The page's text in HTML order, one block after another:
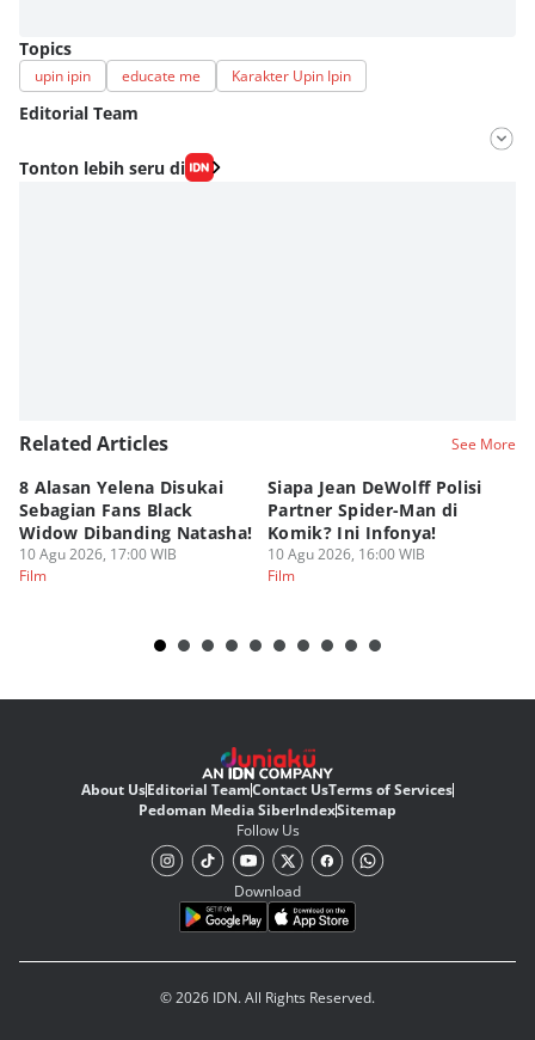
Topics
upin ipin educate me Karakter Upin Ipin
Editorial Team
Editor
Fahrul Razi Uni Nurullah
Tonton lebih seru di
Related Articles See More
8 Alasan Yelena Disukai
Sebagian Fans Black
Widow Dibanding Natasha!
10 Agu 2026, 17:00 WIB
Film
Siapa Jean DeWolff Polisi
Partner Spider-Man di
Komik? Ini Infonya!
10 Agu 2026, 16:00 WIB
Film
About UsEditorial TeamContact UsTerms of Services
Pedoman Media SiberIndexSitemap
Follow Us
Download
© 2026 IDN. All Rights Reserved.